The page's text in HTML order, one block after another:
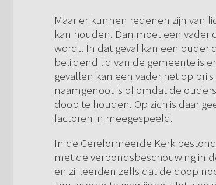
Maar er kunnen redenen zijn van
kan houden. Dan moet een vader
wordt. In dat geval kan een ouder
belijdend lid van de gemeente is
gevallen kan een vader het op
naamgenoot is of omdat de
doop te houden. Op zich is daar
factoren in meegespeeld.
In de Gereformeerde Kerk
met de verbondsbeschouwing in
en zij leerden zelfs dat de doop